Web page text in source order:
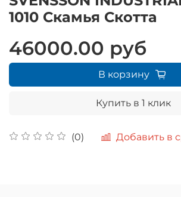
1010 Скамья Скотта
(0) Добавить в
46000.00 руб
В корзину
Купить в 1 клик